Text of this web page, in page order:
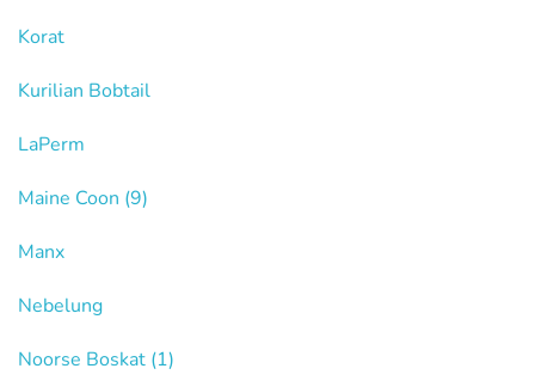
Korat
Kurilian Bobtail
LaPerm
Maine Coon (9)
Manx
Nebelung
Noorse Boskat (1)